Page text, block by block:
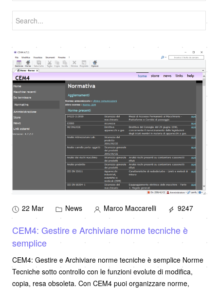
22 Mar News Marco Maccarelli 9247
CEM4: Gestire e Archiviare norme tecniche è
semplice
CEM4: Gestire e Archiviare norme tecniche è semplice Norme
Tecniche sotto controllo con le funzioni evolute di modifica,
copia, resa obsoleta. Con CEM4 puoi organizzare norme,